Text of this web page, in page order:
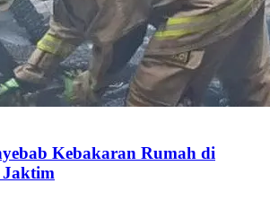
Kebakaran Rumah di
Jaktim